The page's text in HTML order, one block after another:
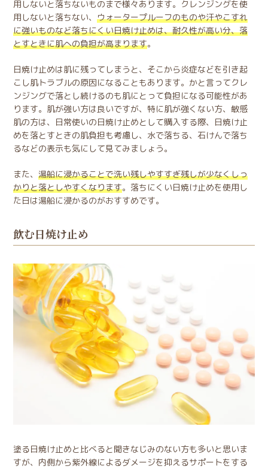
用しないと落ちないものまで様々あります。クレンジングを使
用しないと落ちない、ウォータープルーフのものや汗やこすれ
に強いものなど落ちにくい日焼け止めは、耐久性が高い分、落
とすときに肌への負担が高まります。
日焼け止めは肌に残ってしまうと、そこから炎症などを引き起
こし肌トラブルの原因になることもあります。かと言ってクレ
ンジングで落とし続けるのも肌にとって負担になる可能性があ
ります。肌が強い方は良いですが、特に肌が強くない方、敏感
肌の方は、日常使いの日焼け止めとして購入する際、日焼け止
めを落とすときの肌負担も考慮し、水で落ちる、石けんで落ち
るなどの表示も気にして見てみましょう。
また、湯船に浸かることで洗い残しやすすぎ残しが少なくしっ
かりと落としやすくなります。落ちにくい日焼け止めを使用し
た日は湯船に浸かるのがおすすめです。
飲む日焼け止め
塗る日焼け止めと比べると聞きなじみのない方も多いと思いま
すが、内側から紫外線によるダメージを抑えるサポートをする